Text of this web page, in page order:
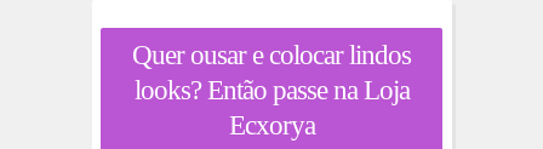
Quer ousar e colocar lindos
looks? Então passe na Loja
Ecxorya